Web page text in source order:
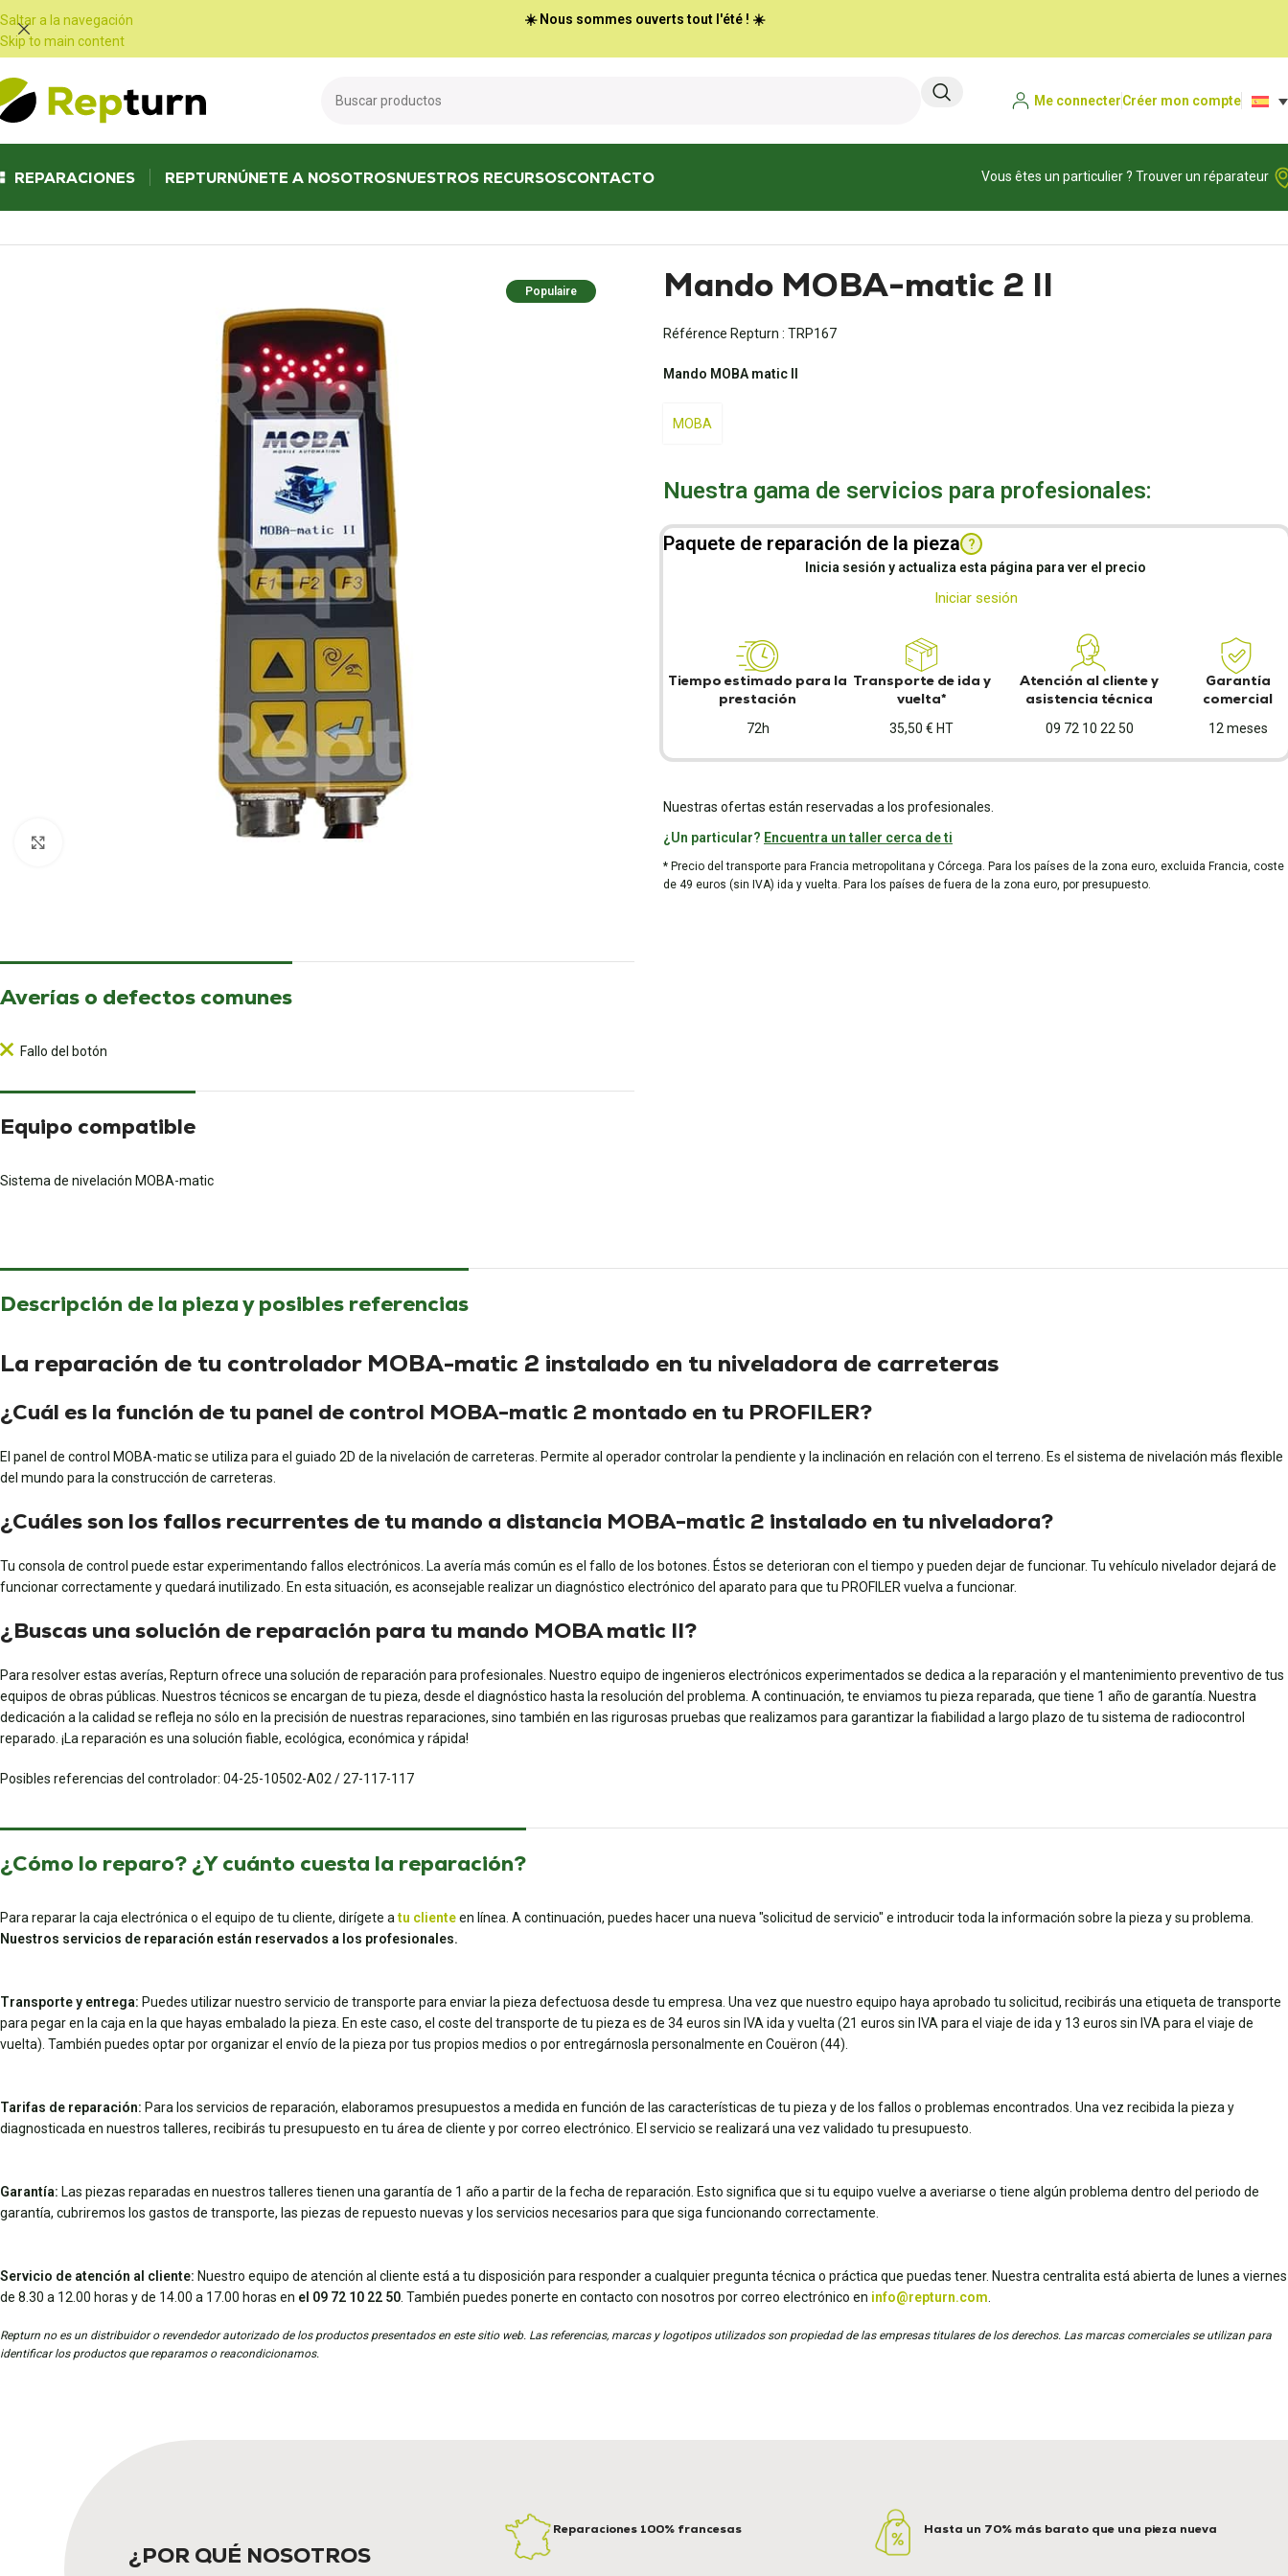
Saltar a la navegación
Skip to main content
☀️ Nous sommes ouverts tout l'été ! ☀️
Me connecterCréer mon compte
REPARACIONES REPTURNÚNETE A NOSOTROSNUESTROS RECURSOSCONTACTO
Vous êtes un particulier ? Trouver un réparateur
Populaire Mando MOBA-matic 2 II
Référence Repturn : TRP167
Mando MOBA matic II
MOBA
Nuestra gama de servicios para profesionales:
Paquete de reparación de la pieza ?
Inicia sesión y actualiza esta página para ver el precio
Iniciar sesión
Tiempo estimado para la
prestación
72h
Transporte de ida y
vuelta*
35,50 € HT
Atención al cliente y
asistencia técnica
09 72 10 22 50
Garantía
comercial
12 meses
Nuestras ofertas están reservadas a los profesionales.
¿Un particular? Encuentra un taller cerca de ti
* Precio del transporte para Francia metropolitana y Córcega. Para los países de la zona euro, excluida Francia, coste
de 49 euros (sin IVA) ida y vuelta. Para los países de fuera de la zona euro, por presupuesto.
Averías o defectos comunes
Fallo del botón
Equipo compatible
Sistema de nivelación MOBA-matic
Descripción de la pieza y posibles referencias
La reparación de tu controlador MOBA-matic 2 instalado en tu niveladora de carreteras
¿Cuál es la función de tu panel de control MOBA-matic 2 montado en tu PROFILER?
El panel de control MOBA-matic se utiliza para el guiado 2D de la nivelación de carreteras. Permite al operador controlar la pendiente y la inclinación en relación con el terreno. Es el sistema de nivelación más flexible
del mundo para la construcción de carreteras.
¿Cuáles son los fallos recurrentes de tu mando a distancia MOBA-matic 2 instalado en tu niveladora?
Tu consola de control puede estar experimentando fallos electrónicos. La avería más común es el fallo de los botones. Éstos se deterioran con el tiempo y pueden dejar de funcionar. Tu vehículo nivelador dejará de
funcionar correctamente y quedará inutilizado. En esta situación, es aconsejable realizar un diagnóstico electrónico del aparato para que tu PROFILER vuelva a funcionar.
¿Buscas una solución de reparación para tu mando MOBA matic II?
Para resolver estas averías, Repturn ofrece una solución de reparación para profesionales. Nuestro equipo de ingenieros electrónicos experimentados se dedica a la reparación y el mantenimiento preventivo de tus
equipos de obras públicas. Nuestros técnicos se encargan de tu pieza, desde el diagnóstico hasta la resolución del problema. A continuación, te enviamos tu pieza reparada, que tiene 1 año de garantía. Nuestra
dedicación a la calidad se refleja no sólo en la precisión de nuestras reparaciones, sino también en las rigurosas pruebas que realizamos para garantizar la fiabilidad a largo plazo de tu sistema de radiocontrol
reparado. ¡La reparación es una solución fiable, ecológica, económica y rápida!
Posibles referencias del controlador: 04-25-10502-A02 / 27-117-117
¿Cómo lo reparo? ¿Y cuánto cuesta la reparación?
Para reparar la caja electrónica o el equipo de tu cliente, dirígete atu clienteen línea. A continuación, puedes hacer una nueva "solicitud de servicio" e introducir toda la información sobre la pieza y su problema.
Nuestros servicios de reparación están reservados a los profesionales.
Transporte y entrega: Puedes utilizar nuestro servicio de transporte para enviar la pieza defectuosa desde tu empresa. Una vez que nuestro equipo haya aprobado tu solicitud, recibirás una etiqueta de transporte
para pegar en la caja en la que hayas embalado la pieza. En este caso, el coste del transporte de tu pieza es de 34 euros sin IVA ida y vuelta (21 euros sin IVA para el viaje de ida y 13 euros sin IVA para el viaje de
vuelta). También puedes optar por organizar el envío de la pieza por tus propios medios o por entregárnosla personalmente en Couëron (44).
Tarifas de reparación: Para los servicios de reparación, elaboramos presupuestos a medida en función de las características de tu pieza y de los fallos o problemas encontrados. Una vez recibida la pieza y
diagnosticada en nuestros talleres, recibirás tu presupuesto en tu área de cliente y por correo electrónico. El servicio se realizará una vez validado tu presupuesto.
Garantía: Las piezas reparadas en nuestros talleres tienen una garantía de 1 año a partir de la fecha de reparación. Esto significa que si tu equipo vuelve a averiarse o tiene algún problema dentro del periodo de
garantía, cubriremos los gastos de transporte, las piezas de repuesto nuevas y los servicios necesarios para que siga funcionando correctamente.
Servicio de atención al cliente: Nuestro equipo de atención al cliente está a tu disposición para responder a cualquier pregunta técnica o práctica que puedas tener. Nuestra centralita está abierta de lunes a viernes
de 8.30 a 12.00 horas y de 14.00 a 17.00 horas en el 09 72 10 22 50 . También puedes ponerte en contacto con nosotros por correo electrónico en info@repturn.com
Repturn no es un distribuidor o revendedor autorizado de los productos presentados en este sitio web. Las referencias, marcas y logotipos utilizados son propiedad de las empresas titulares de los derechos. Las marcas comerciales se utilizan para
identificar los productos que reparamos o reacondicionamos.
¿POR QUÉ NOSOTROS
Reparaciones 100% francesas Hasta un 70% más barato que una pieza nueva